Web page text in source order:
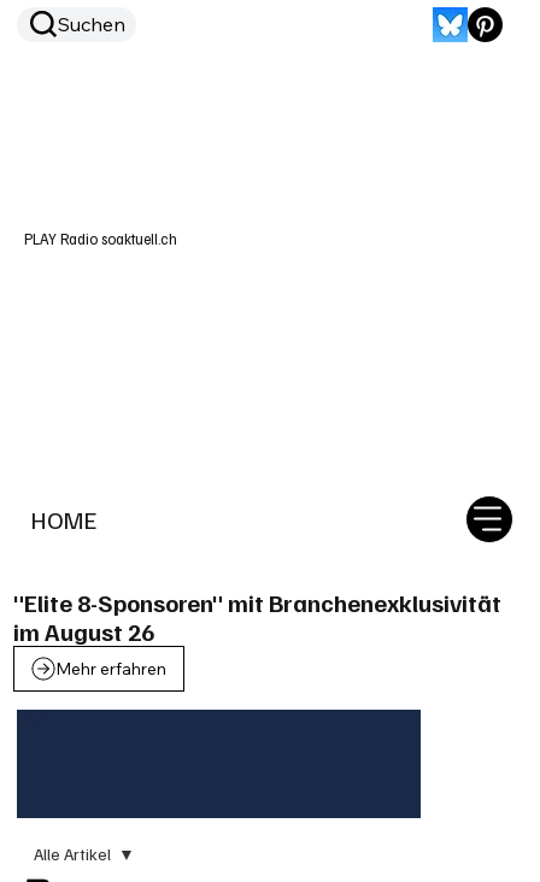
HOME
Suchen
PLAY Radio soaktuell.ch
"Elite 8-Sponsoren" mit Branchenexklusivität
im August 26
Mehr erfahren
Alle Artikel